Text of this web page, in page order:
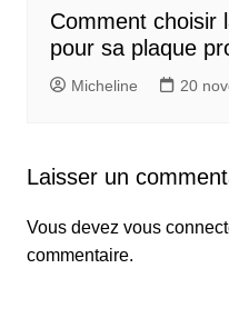
Comment choisir
pour sa plaque
Micheline 20
Laisser un
Vous devez vous
commentaire.